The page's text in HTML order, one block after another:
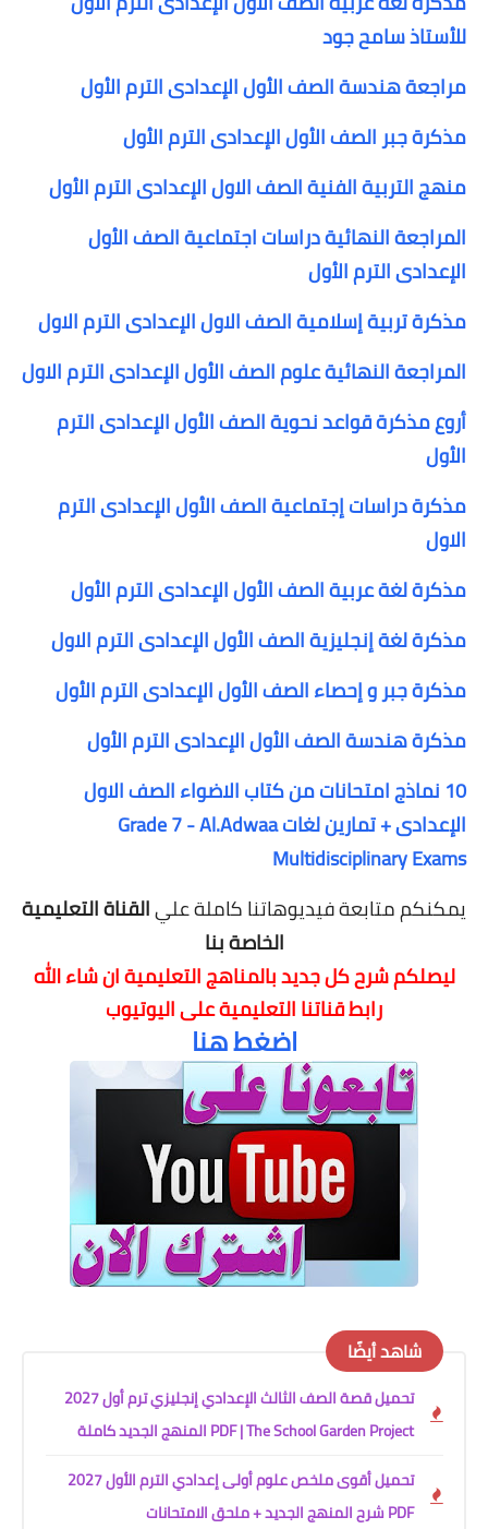
للأستاذ سامح جود
مراجعة هندسة الصف الأول الإعدادى الترم الأول
مذكرة جبر الصف الأول الإعدادى الترم الأول
منهج التربية الفنية الصف الاول الإعدادى الترم الأول
المراجعة النهائية دراسات اجتماعية الصف الأول
الإعدادى الترم الأول
مذكرة تربية إسلامية الصف الاول الإعدادى الترم الاول
المراجعة النهائية علوم الصف الأول الإعدادى الترم الاول
أروع مذكرة قواعد نحوية الصف الأول الإعدادى الترم
الأول
مذكرة دراسات إجتماعية الصف الأول الإعدادى الترم
الاول
مذكرة لغة عربية الصف الأول الإعدادى الترم الأول
مذكرة لغة إنجليزية الصف الأول الإعدادى الترم الاول
مذكرة جبر و إحصاء الصف الأول الإعدادى الترم الأول
مذكرة هندسة الصف الأول الإعدادى الترم الأول
10 نماذج امتحانات من كتاب الاضواء الصف الاول
الإعدادى + تمارين لغات Grade 7 - Al.Adwaa
Multidisciplinary Exams
يمكنكم متابعة فيديوهاتنا كاملة عليالقناة التعليمية
الخاصة بنا
ليصلكم شرح كل جديد بالمناهج التعليميةان شاء الله
رابط قناتنا التعليمية على اليوتيوب
اضغط هنا
شاهد أيضًا
تحميل قصة الصف الثالث الإعدادي إنجليزي ترم أول 2027
PDF | The School Garden Project المنهج الجديد كاملة
تحميل أقوى ملخص علوم أولى إعدادي الترم الأول 2027
PDF شرح المنهج الجديد + ملحق الامتحانات